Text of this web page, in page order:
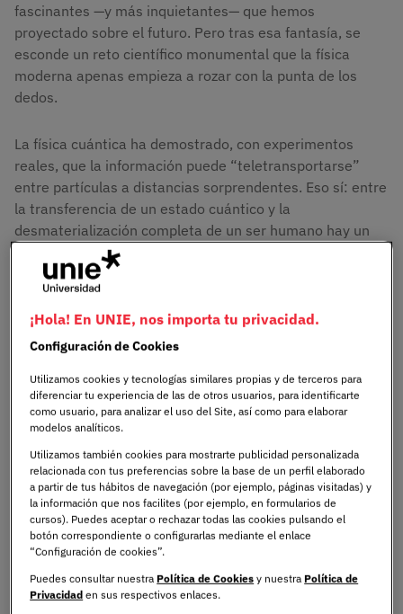
fascinantes —y más inquietantes— que hemos
proyectado sobre el futuro. Pero tras esa fantasía, se
esconde un reto científico monumental que la física
moderna apenas empieza a rozar con la punta de los
dedos.
La física cuántica ha demostrado, con experimentos
reales, que la información puede “teletransportarse”
entre partículas a distancias sorprendentes. Eso sí: entre
la transferencia de un estado cuántico y la
desmaterialización completa de un ser humano hay un
abismo tan vasto como complejo. Un abismo que no solo
plantea dudas técnicas, sino dilemas éticos, filosóficos y
existenciales.
¿Qué es el teletransporte?
Entre la ciencia y la ficción
El teletransporte ha sido una idea fascinante en la
ciencia ficción, desde las cabinas de "Star Trek" hasta los
portales instantáneos en videojuegos. Sin embargo, en el
mundo real, la ciencia ha logrado avances en la
teletransportación cuántica, que no implica mover
objetos físicos, sino transferir información sobre el
estado de una partícula a otra distante. Este fenómeno
se basa en el entrelazamiento cuántico, donde dos
¡Hola! En UNIE, nos importa tu privacidad.
Configuración de Cookies
Utilizamos cookies y tecnologías similares propias y de terceros para
diferenciar tu experiencia de las de otros usuarios, para identificarte
como usuario, para analizar el uso del Site, así como para elaborar
modelos analíticos.
Utilizamos también cookies para mostrarte publicidad personalizada
relacionada con tus preferencias sobre la base de un perfil elaborado
a partir de tus hábitos de navegación (por ejemplo, páginas visitadas) y
la información que nos facilites (por ejemplo, en formularios de
cursos). Puedes aceptar o rechazar todas las cookies pulsando el
botón correspondiente o configurarlas mediante el enlace
“Configuración de cookies”.
Puedes consultar nuestra Política de Cookies y nuestra Política de
Privacidad en sus respectivos enlaces.